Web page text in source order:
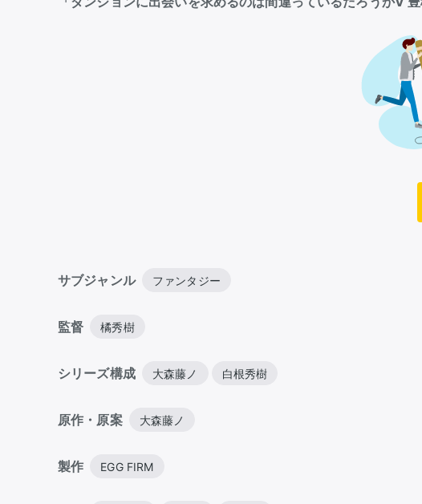
サブジャンル ファンタジー
監督 橘秀樹
シリーズ構成 大森藤ノ 白根秀樹
原作・原案 大森藤ノ
製作 EGG FIRM